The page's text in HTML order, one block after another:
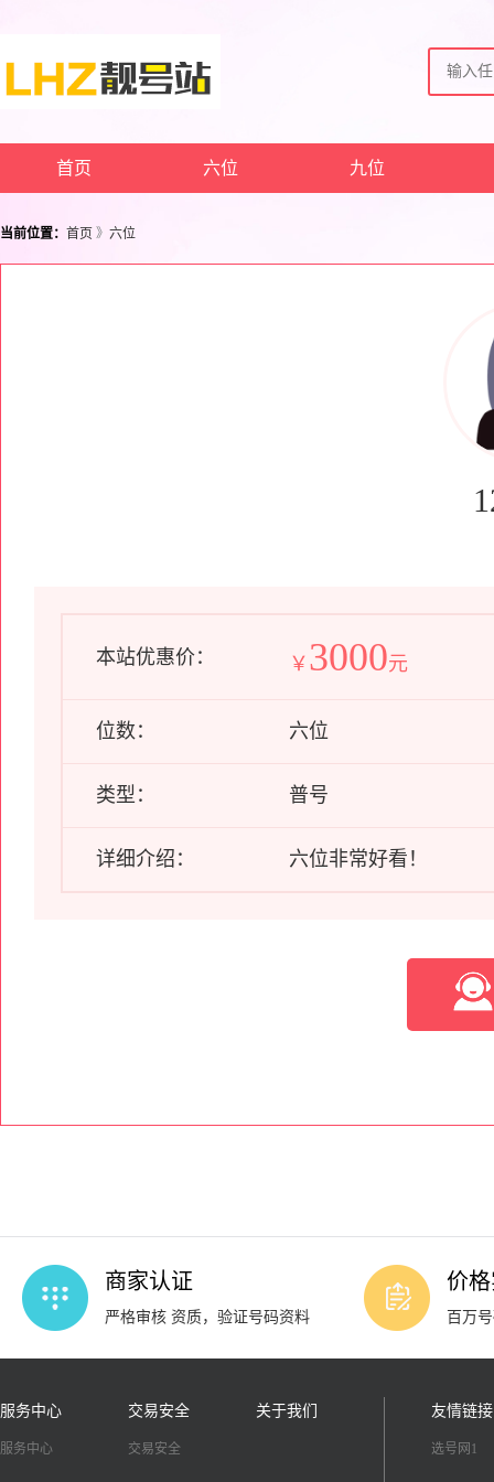
首页 六位 九位
当前位置： 首页 》 六位
本站优惠价： ￥ 3000元
位数： 六位
类型： 普号
详细介绍： 六位非常好看！
商家认证
严格审核 资质，验证号码资料
价
百万
服务中心
服务中心
交易安全
交易安全
关于我们 友情链接
选号网1